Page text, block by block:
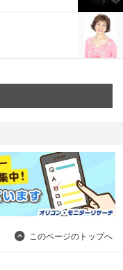
このページのトップへ